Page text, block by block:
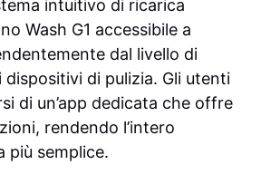
intuitivo di ricarica
Wash G1 accessibile a
dal livello di
dispositivi di pulizia. Gli utenti
di un’app dedicata che offre
rendendo l’intero
più semplice.